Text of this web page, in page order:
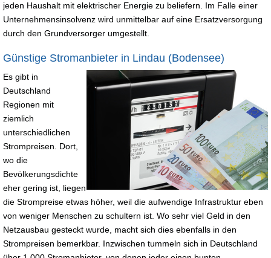
jeden Haushalt mit elektrischer Energie zu beliefern. Im Falle einer
Unternehmensinsolvenz wird unmittelbar auf eine Ersatzversorgung
durch den Grundversorger umgestellt.
Günstige Stromanbieter in Lindau (Bodensee)
Es gibt in
Deutschland
Regionen mit
ziemlich
unterschiedlichen
Strompreisen. Dort,
wo die
Bevölkerungsdichte
eher gering ist, liegen
die Strompreise etwas höher, weil die aufwendige Infrastruktur eben
von weniger Menschen zu schultern ist. Wo sehr viel Geld in den
Netzausbau gesteckt wurde, macht sich dies ebenfalls in den
Strompreisen bemerkbar. Inzwischen tummeln sich in Deutschland